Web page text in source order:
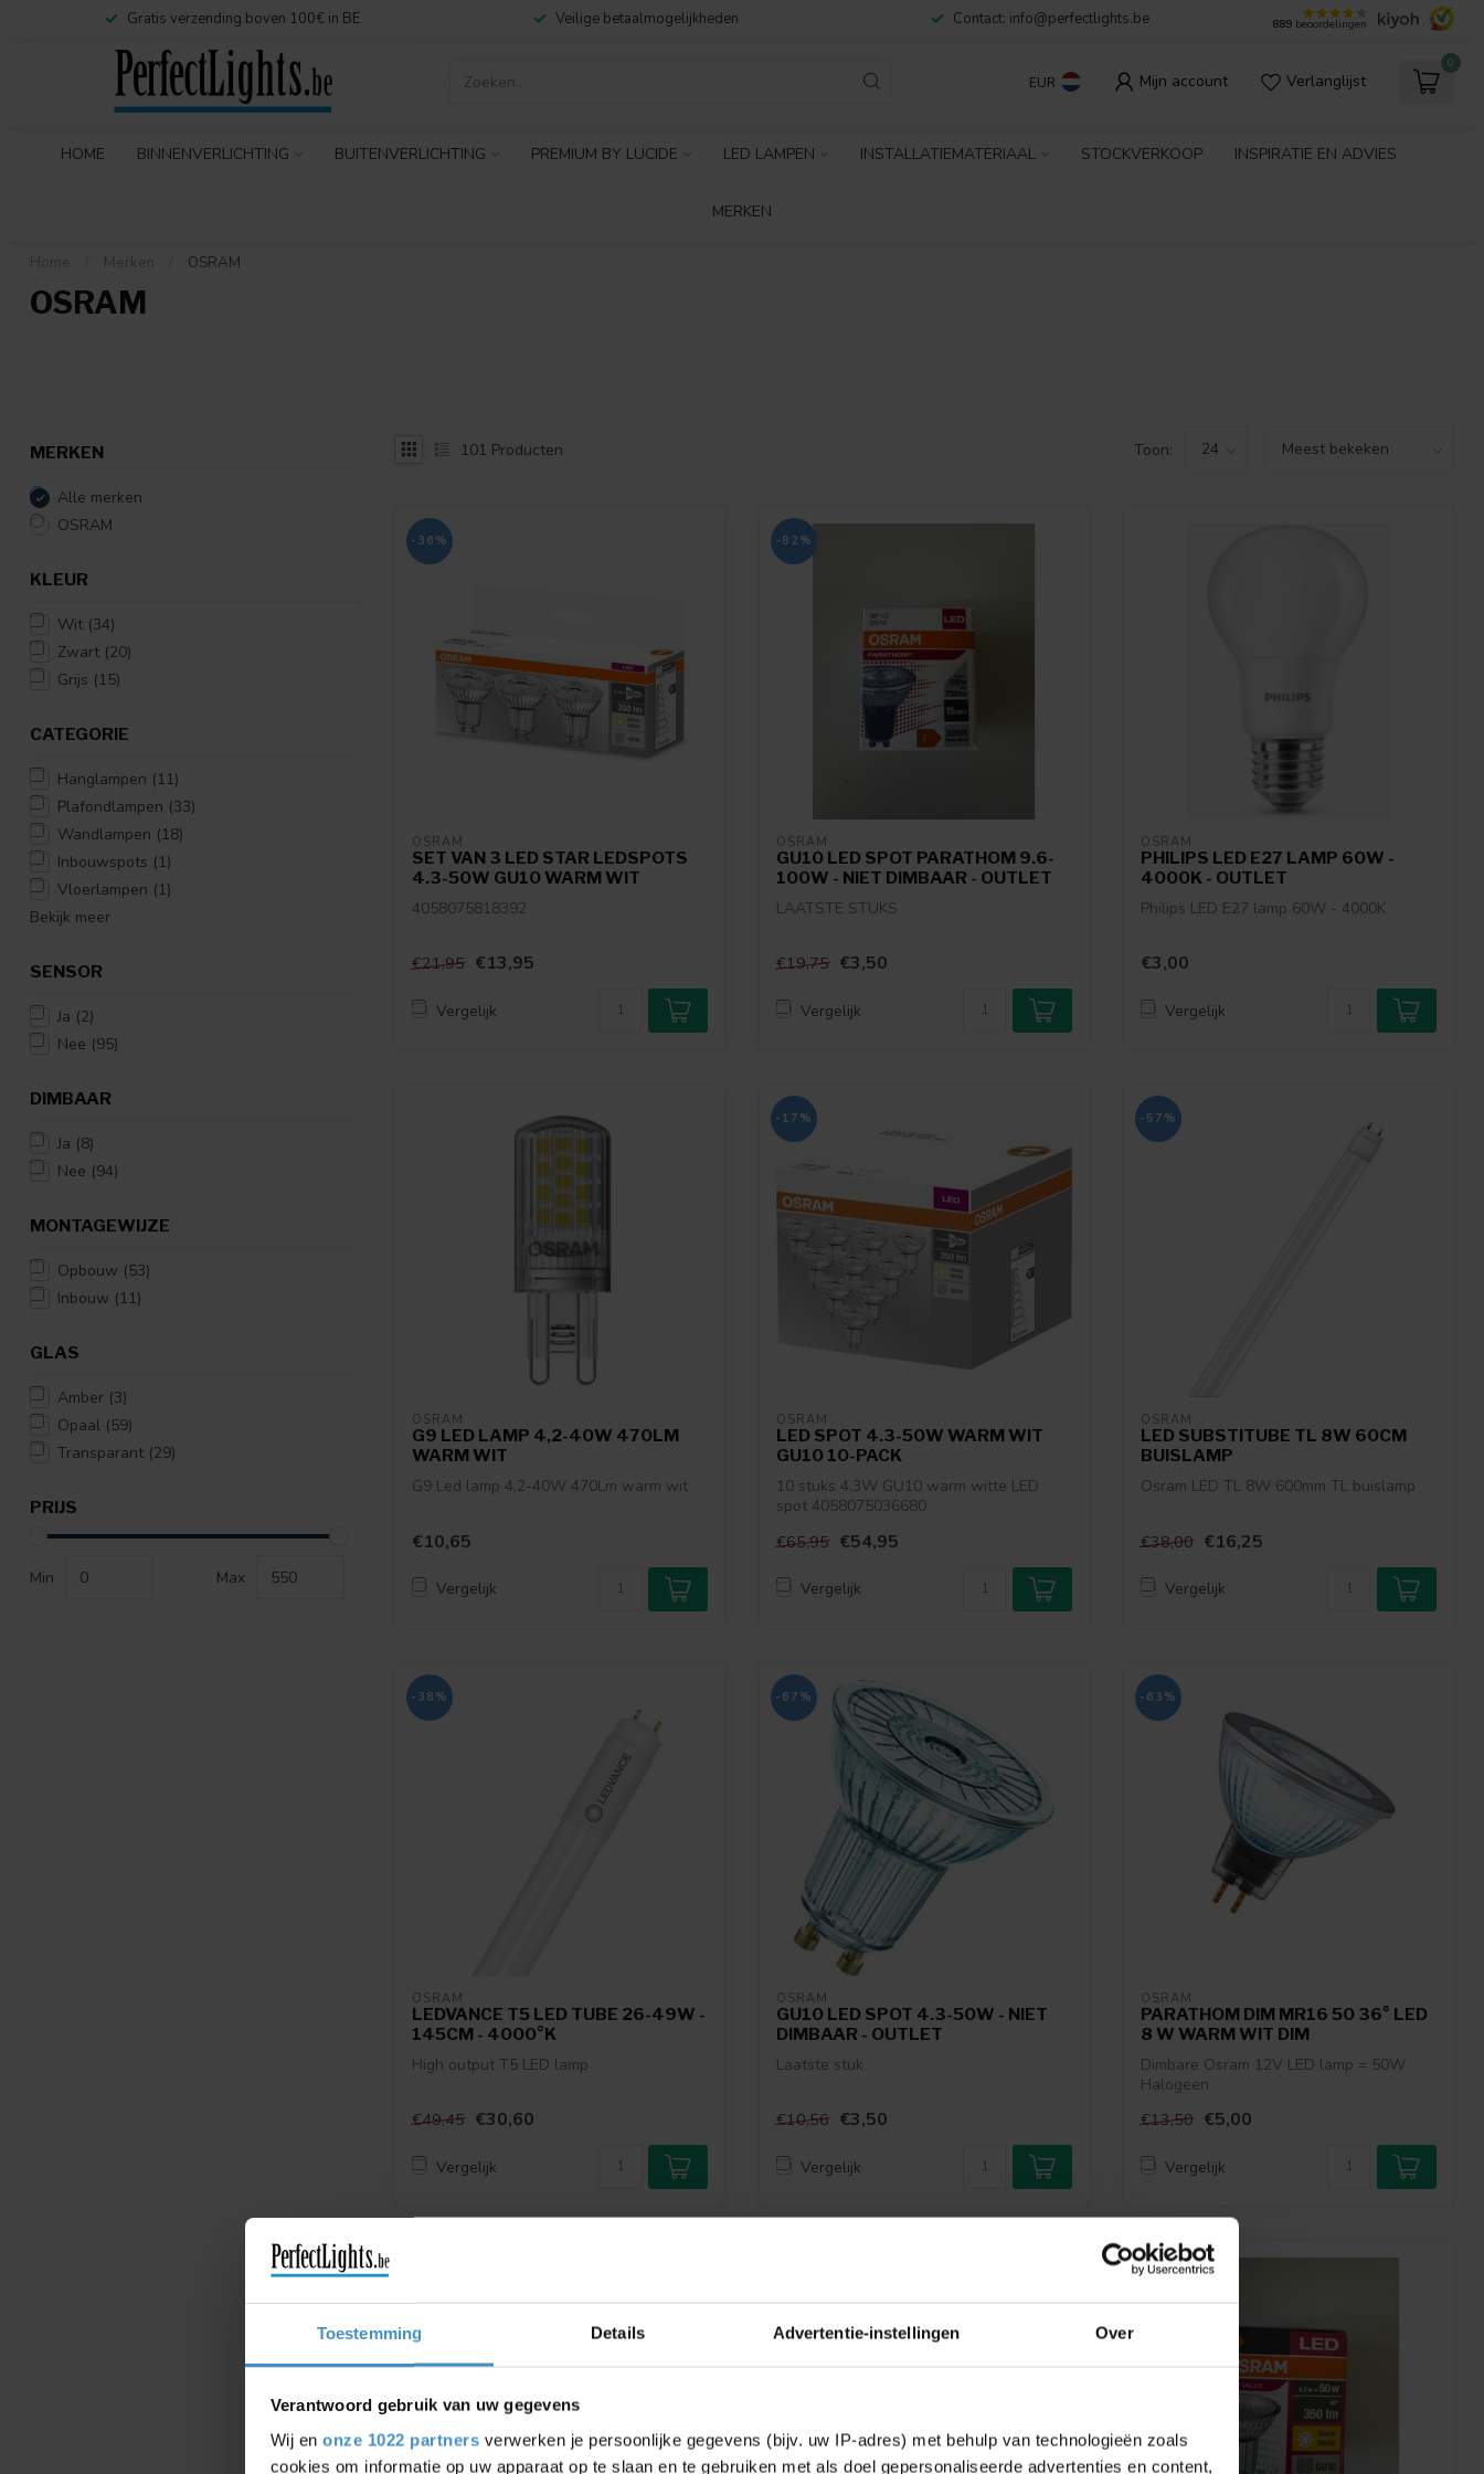
Toestemming Details Advertentie-instellingen Over
Verantwoord gebruik van uw gegevens
Wij en onze 1022 partners verwerken je persoonlijke gegevens (bijv. uw IP-adres) met behulp van technologieën zoals
cookies om informatie op uw apparaat op te slaan en te gebruiken met als doel gepersonaliseerde advertenties en content,
Gratis verzending boven 100€ in BE Veilige betaalmogelijkheden Contact: info@perfectlights.be 889 beoordelingen
EUR Mijn account Verlanglijst
0
HOME BINNENVERLICHTING BUITENVERLICHTING PREMIUM BY LUCIDE LED LAMPEN INSTALLATIEMATERIAAL STOCKVERKOOP INSPIRATIE EN ADVIES
MERKEN
Home Merken OSRAM
OSRAM
MERKEN
Alle merken
OSRAM
KLEUR
Wit (34)
Zwart (20)
Grijs (15)
CATEGORIE
Hanglampen (11)
Plafondlampen (33)
Wandlampen (18)
Inbouwspots (1)
Vloerlampen (1)
Bekijk meer
SENSOR
Ja (2)
Nee (95)
DIMBAAR
Ja (8)
Nee (94)
MONTAGEWIJZE
Opbouw (53)
Inbouw (11)
GLAS
Amber (3)
Opaal (59)
Transparant (29)
PRIJS
Min Max
101 Producten Toon:
-36%
OSRAM
SET VAN 3 LED STAR LEDSPOTS
4.3-50W GU10 WARM WIT
4058075818392
€21,95 €13,95
Vergelijk
-82%
OSRAM
GU10 LED SPOT PARATHOM 9.6-
100W - NIET DIMBAAR - OUTLET
LAATSTE STUKS
€19,75 €3,50
Vergelijk
OSRAM
PHILIPS LED E27 LAMP 60W -
4000K - OUTLET
Philips LED E27 lamp 60W - 4000K
€3,00
Vergelijk
OSRAM
G9 LED LAMP 4,2-40W 470LM
WARM WIT
G9 Led lamp 4,2-40W 470Lm warm wit
€10,65
Vergelijk
-17%
OSRAM
LED SPOT 4.3-50W WARM WIT
GU10 10-PACK
10 stuks 4.3W GU10 warm witte LED
spot 4058075036680
€65,95 €54,95
Vergelijk
-57%
OSRAM
LED SUBSTITUBE TL 8W 60CM
BUISLAMP
Osram LED TL 8W 600mm TL buislamp
€38,00 €16,25
Vergelijk
-38%
OSRAM
LEDVANCE T5 LED TUBE 26-49W -
145CM - 4000°K
High output T5 LED lamp
€49,45 €30,60
Vergelijk
-67%
OSRAM
GU10 LED SPOT 4.3-50W - NIET
DIMBAAR - OUTLET
Laatste stuk
€10,56 €3,50
Vergelijk
-63%
OSRAM
PARATHOM DIM MR16 50 36° LED
8 W WARM WIT DIM
Dimbare Osram 12V LED lamp = 50W
Halogeen
€13,50 €5,00
Vergelijk
-53%